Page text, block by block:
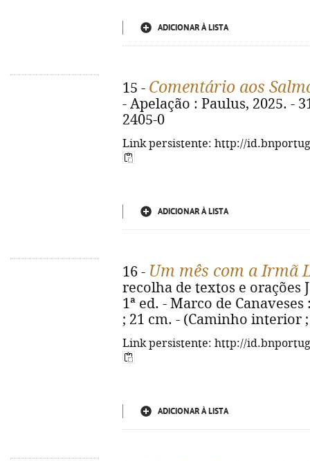
ADICIONAR À LISTA
15 - Comentário aos
- Apelação : Paulus, 2025. -
2405-0
Link persistente: http://
ADICIONAR À LISTA
16 - Um mês com a Irmã
recolha de textos e orações
1ª ed. - Marco de
; 21 cm. - (Caminho interior ;
Link persistente: http://
ADICIONAR À LISTA